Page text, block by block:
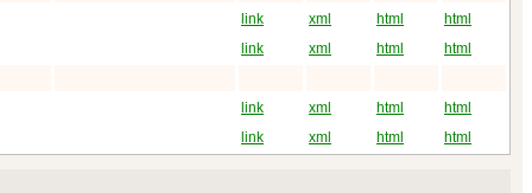
link xml html
html
link xml html
html
link xml html
html
link xml html html